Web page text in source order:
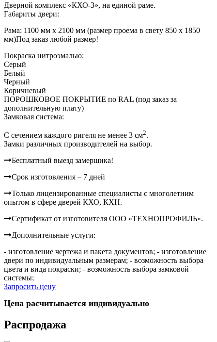
Дверной комплекс «КХО-3», на единой раме.
Габариты двери:
Рама: 1100 мм х 2100 мм (размер проема в свету 850 х 1850
мм)Под заказ любой размер!
Покраска нитроэмалью:
Серый
Белый
Черный
Коричневый
ПОРОШКОВОЕ ПОКРЫТИЕ по RAL (под заказ за
дополнительную плату)
Замковая система:
C сечением каждого ригеля не менее 3 см2.
Замки различных производителей на выбор.
Бесплатный выезд замерщика!
Срок изготовления – 7 дней
Только лицензированные специалисты с многолетним
опытом в сфере дверей КХО, КХН.
Сертификат от изготовителя ООО «ТЕХНОПРОФИЛЬ».
Дополнительные услуги:
- изготовление чертежа и пакета документов; - изготовление
двери по индивидуальным размерам; - возможность выбора
цвета и вида покраски; - возможность выбора замковой
системы;
Запросить цену
Цена расчитывается индивидуально
Распродажа